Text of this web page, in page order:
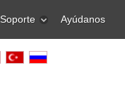
Soporte Ayúdanos